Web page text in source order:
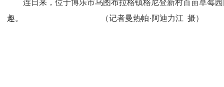
连日来，位于博乐市乌图布拉格镇格尼登新村百亩草莓园
趣。 （记者曼热帕·阿迪力江 摄）